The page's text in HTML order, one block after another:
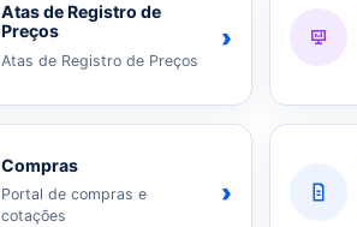
Atas de Registro de
Preços
Atas de Registro de Preços
›
Compras
Portal de compras e
cotações
›